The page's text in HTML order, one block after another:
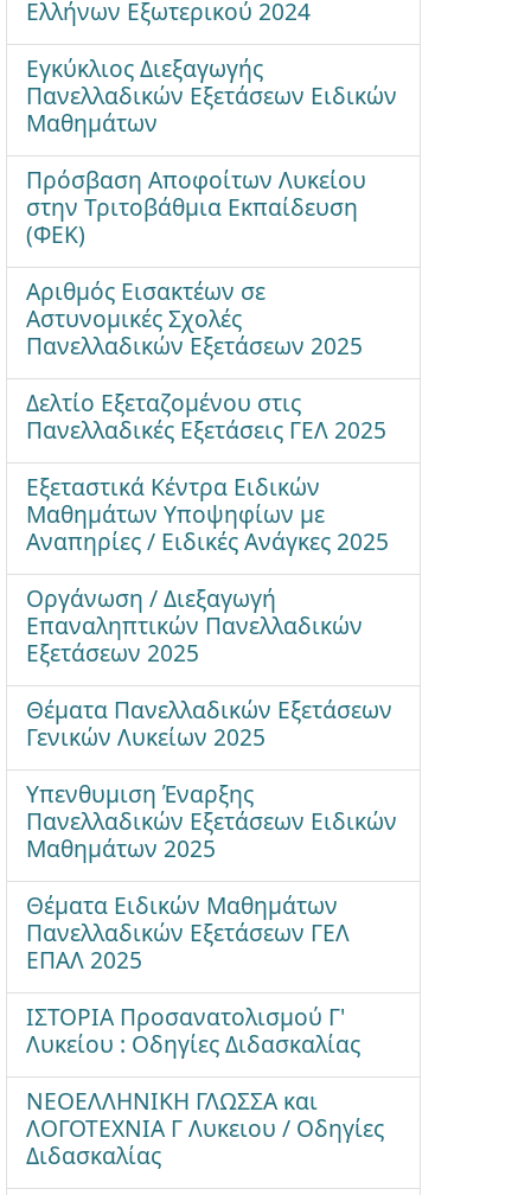
Ελλήνων Εξωτερικού 2024
Εγκύκλιος Διεξαγωγής
Πανελλαδικών Εξετάσεων Ειδικών
Μαθημάτων
Πρόσβαση Αποφοίτων Λυκείου
στην Τριτοβάθμια Εκπαίδευση
(ΦΕΚ)
Αριθμός Εισακτέων σε
Αστυνομικές Σχολές
Πανελλαδικών Εξετάσεων 2025
Δελτίο Εξεταζομένου στις
Πανελλαδικές Εξετάσεις ΓΕΛ 2025
Εξεταστικά Κέντρα Ειδικών
Μαθημάτων Υποψηφίων με
Αναπηρίες / Ειδικές Ανάγκες 2025
Οργάνωση / Διεξαγωγή
Επαναληπτικών Πανελλαδικών
Εξετάσεων 2025
Θέματα Πανελλαδικών Εξετάσεων
Γενικών Λυκείων 2025
Υπενθυμιση Έναρξης
Πανελλαδικών Εξετάσεων Ειδικών
Μαθημάτων 2025
Θέματα Ειδικών Μαθημάτων
Πανελλαδικών Εξετάσεων ΓΕΛ
ΕΠΑΛ 2025
ΙΣΤΟΡΙΑ Προσανατολισμού Γ'
Λυκείου : Οδηγίες Διδασκαλίας
ΝΕΟΕΛΛΗΝΙΚΗ ΓΛΩΣΣΑ και
ΛΟΓΟΤΕΧΝΙΑ Γ Λυκειου / Οδηγίες
Διδασκαλίας